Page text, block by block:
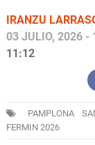
IRANZU
03 JULIO, 2026 -
11:12
PAMPLONA
FERMIN 2026